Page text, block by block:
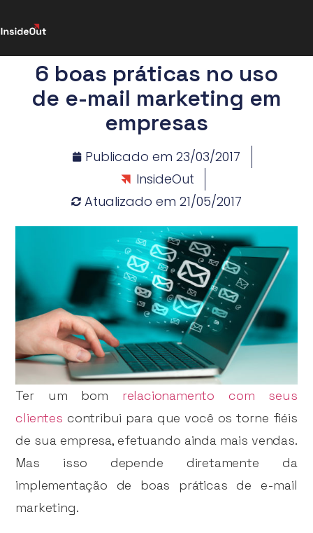
6 boas práticas no uso
de e-mail marketing em
empresas
Publicado em 23/03/2017
InsideOut
Atualizado em 21/05/2017
Ter um bom relacionamento com seus
clientes contribui para que você os torne fiéis
de sua empresa, efetuando ainda mais vendas.
Mas isso depende diretamente da
implementação de boas práticas de e-mail
marketing.